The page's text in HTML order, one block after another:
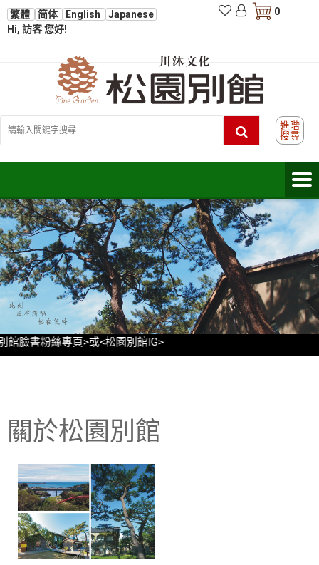
繁體 简体 English
Japanese
Hi, 訪客 您好!
0
進階
搜尋
書粉絲專頁>或<松園別館IG>
關於松園別館